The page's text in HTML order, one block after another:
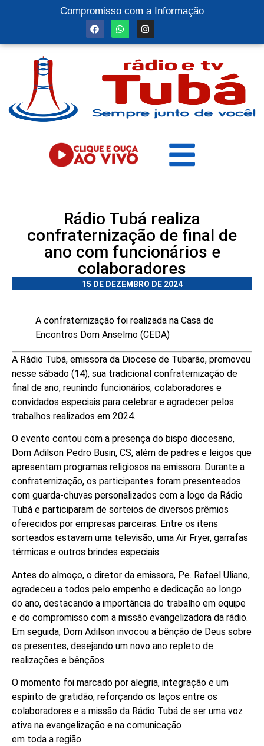
Compromisso com a Informação
Rádio Tubá realiza
confraternização de final de
ano com funcionários e
colaboradores
15 DE DEZEMBRO DE 2024
A confraternização foi realizada na Casa de
Encontros Dom Anselmo (CEDA)
A Rádio Tubá, emissora da Diocese de Tubarão, promoveu
nesse sábado (14), sua tradicional confraternização de
final de ano, reunindo funcionários, colaboradores e
convidados especiais para celebrar e agradecer pelos
trabalhos realizados em 2024.
O evento contou com a presença do bispo diocesano,
Dom Adilson Pedro Busin, CS, além de padres e leigos que
apresentam programas religiosos na emissora. Durante a
confraternização, os participantes foram presenteados
com guarda-chuvas personalizados com a logo da Rádio
Tubá e participaram de sorteios de diversos prêmios
oferecidos por empresas parceiras. Entre os itens
sorteados estavam uma televisão, uma Air Fryer, garrafas
térmicas e outros brindes especiais.
Antes do almoço, o diretor da emissora, Pe. Rafael Uliano,
agradeceu a todos pelo empenho e dedicação ao longo
do ano, destacando a importância do trabalho em equipe
e do compromisso com a missão evangelizadora da rádio.
Em seguida, Dom Adilson invocou a bênção de Deus sobre
os presentes, desejando um novo ano repleto de
realizações e bênçãos.
O momento foi marcado por alegria, integração e um
espírito de gratidão, reforçando os laços entre os
colaboradores e a missão da Rádio Tubá de ser uma voz
ativa na evangelização e na comunicação
em toda a região.